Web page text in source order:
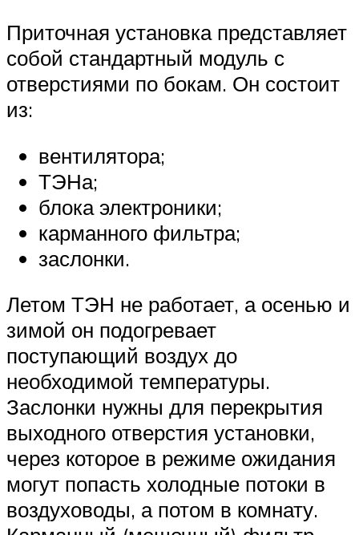
Приточная установка представляет
собой стандартный модуль с
отверстиями по бокам. Он состоит
из:
вентилятора;
ТЭНа;
блока электроники;
карманного фильтра;
заслонки.
Летом ТЭН не работает, а осенью и
зимой он подогревает
поступающий воздух до
необходимой температуры.
Заслонки нужны для перекрытия
выходного отверстия установки,
через которое в режиме ожидания
могут попасть холодные потоки в
воздуховоды, а потом в комнату.